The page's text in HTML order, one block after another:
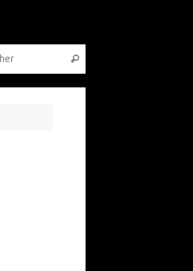
Rechercher